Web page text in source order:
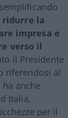
ridurre la
impresa e
verso il
il Presidente
riferendosi al
anche
Italia,
per il